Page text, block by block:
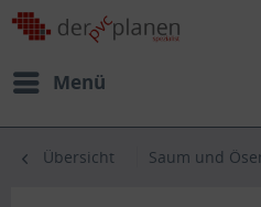
Menü
Übersicht Saum und